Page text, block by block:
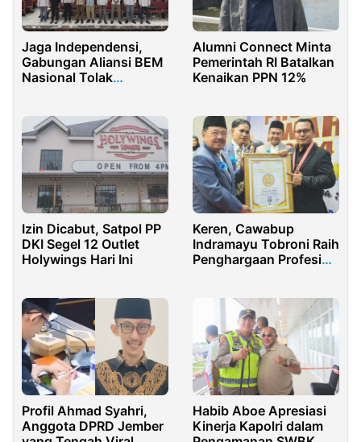
Jaga Independensi,
Gabungan Aliansi BEM
Nasional Tolak
Alumni Connect Minta
Pemerintah RI Batalkan
Kenaikan PPN 12%
Izin Dicabut, Satpol PP
DKI Segel 12 Outlet
Holywings Hari Ini
Keren, Cawabup
Indramayu Tobroni Raih
Penghargaan Profesi
Profil Ahmad Syahri,
Anggota DPRD Jember
Habib Aboe Apresiasi
Kinerja Kapolri dalam